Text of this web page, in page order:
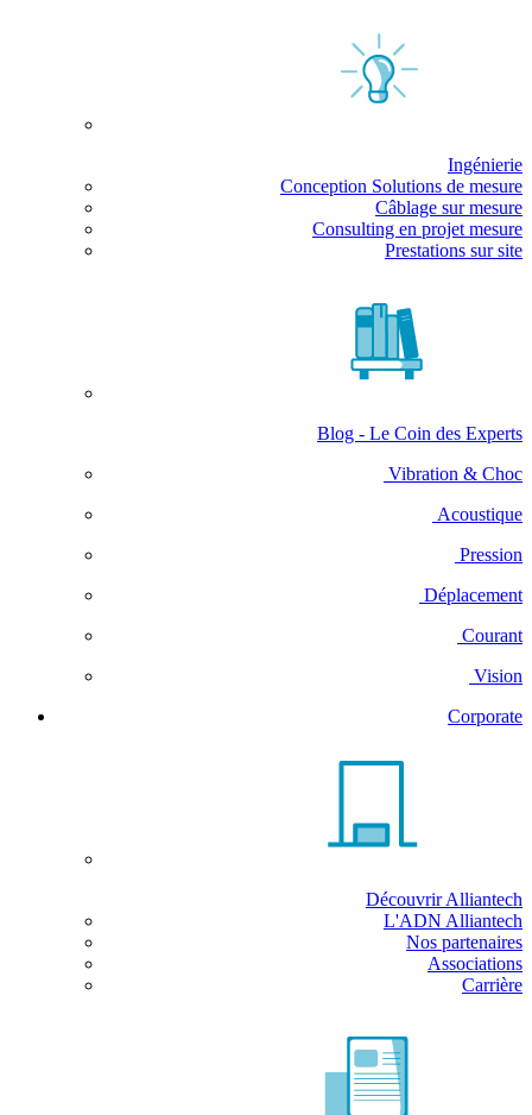
Ingénierie
Conception Solutions de mesure
Câblage sur mesure
Consulting en projet mesure
Prestations sur site
Blog - Le Coin des Experts
Vibration & Choc
Acoustique
Pression
Déplacement
Courant
Vision
Corporate
Découvrir Alliantech
L'ADN Alliantech
Nos partenaires
Associations
Carrière